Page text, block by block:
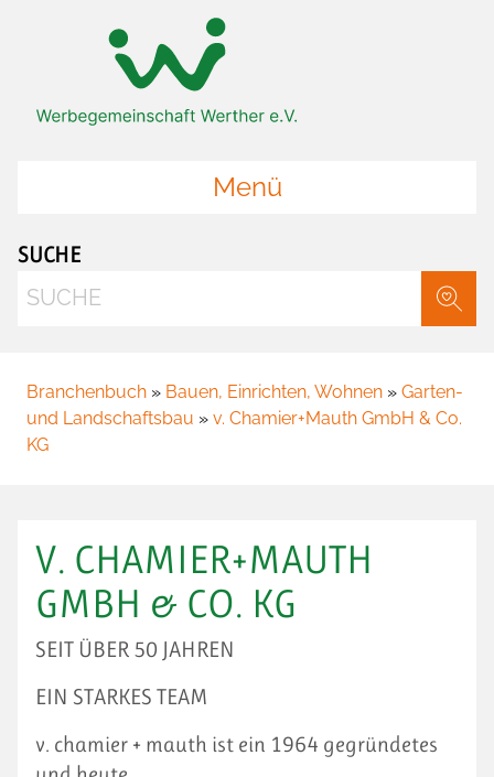
Menü
SUCHE
Branchenbuch » Bauen, Einrichten, Wohnen » Garten-
und Landschaftsbau » v. Chamier+Mauth GmbH & Co.
KG
V. CHAMIER+MAUTH
GMBH & CO. KG
SEIT ÜBER 50 JAHREN
EIN STARKES TEAM
v. chamier + mauth ist ein 1964 gegründetes